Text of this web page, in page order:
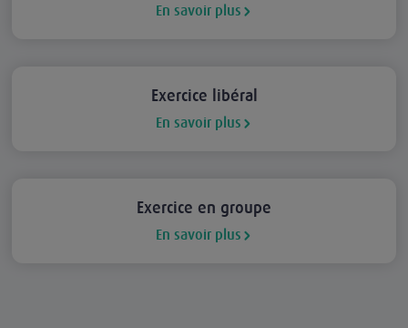
En savoir plus
Exercice libéral
En savoir plus
Exercice en groupe
En savoir plus